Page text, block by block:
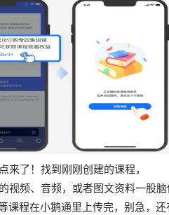
来了！找到刚刚创建的课程，
视频、音频，或者图文资料一股
课程在小鹅通里上传完，别急，